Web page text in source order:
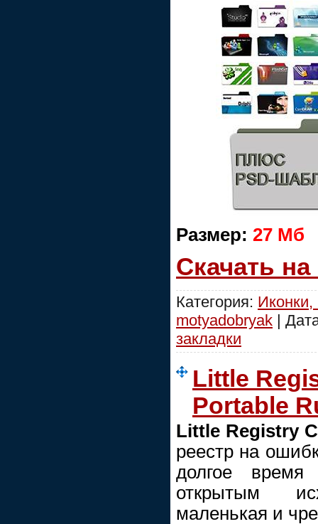
Размер: 27 Мб
Скачать
Категория: Иконки,
motyadobryak |
закладки
Little
Portable
Little Registry
реестр на
долгое
открытым
маленькая и